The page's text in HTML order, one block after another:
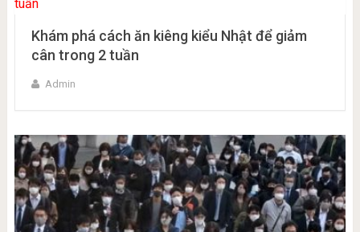
Khám phá cách ăn kiêng kiểu Nhật để giảm
cân trong 2 tuần
Admin